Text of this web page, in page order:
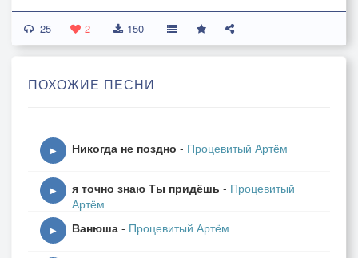
СОХРАНИЛИСЬ
ЕЩЁ СИЛЫ
ЧТО БЫ ИЗ КАМНЯ
И ДЕЛАТЬ ВДОХ
ПРИПЕВ
ГДЕ ТО ТАМ ВНУТРИ
НА ЛАМПАДКЕ СТАРЕНЬКОЙ
СТЁКЛЫШКО ПРОТРИ
25 2 150
ПОХОЖИЕ ПЕСНИ
▶ Никогда не поздно - Процевитый Артём
▶ я точно знаю Ты придёшь - Процевитый
Артём
▶ Ванюша - Процевитый Артём